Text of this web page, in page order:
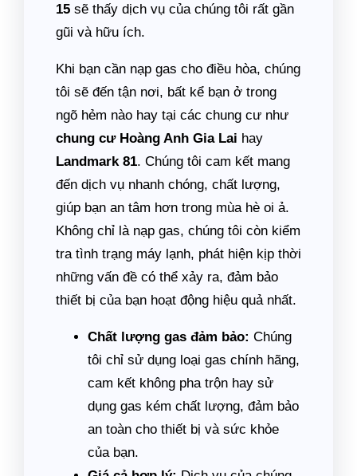
15 sẽ thấy dịch vụ của chúng tôi rất gần
gũi và hữu ích.
Khi bạn cần nạp gas cho điều hòa, chúng
tôi sẽ đến tận nơi, bất kể bạn ở trong
ngõ hẻm nào hay tại các chung cư như
chung cư Hoàng Anh Gia Lai hay
Landmark 81. Chúng tôi cam kết mang
đến dịch vụ nhanh chóng, chất lượng,
giúp bạn an tâm hơn trong mùa hè oi ả.
Không chỉ là nạp gas, chúng tôi còn kiểm
tra tình trạng máy lạnh, phát hiện kịp thời
những vấn đề có thể xảy ra, đảm bảo
thiết bị của bạn hoạt động hiệu quả nhất.
Chất lượng gas đảm bảo: Chúng
tôi chỉ sử dụng loại gas chính hãng,
cam kết không pha trộn hay sử
dụng gas kém chất lượng, đảm bảo
an toàn cho thiết bị và sức khỏe
của bạn.